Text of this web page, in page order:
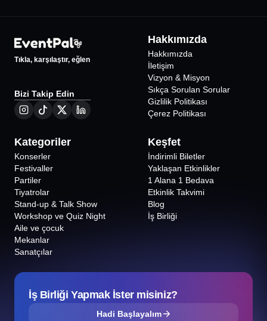
Tıkla, karşılaştır, eğlen
Bizi Takip Edin
Hakkımızda
Hakkımızda
İletişim
Vizyon & Misyon
Sıkça Sorulan Sorular
Gizlilik Politikası
Çerez Politikası
Kategoriler
Konserler
Festivaller
Partiler
Tiyatrolar
Stand-up & Talk Show
Workshop ve Quiz Night
Aile ve çocuk
Mekanlar
Sanatçılar
Keşfet
İndirimli Biletler
Yaklaşan Etkinlikler
1 Alana 1 Bedava
Etkinlik Takvimi
Blog
İş Birliği
İş Birliği Yapmak İster misiniz?
Hadi Başlayalım